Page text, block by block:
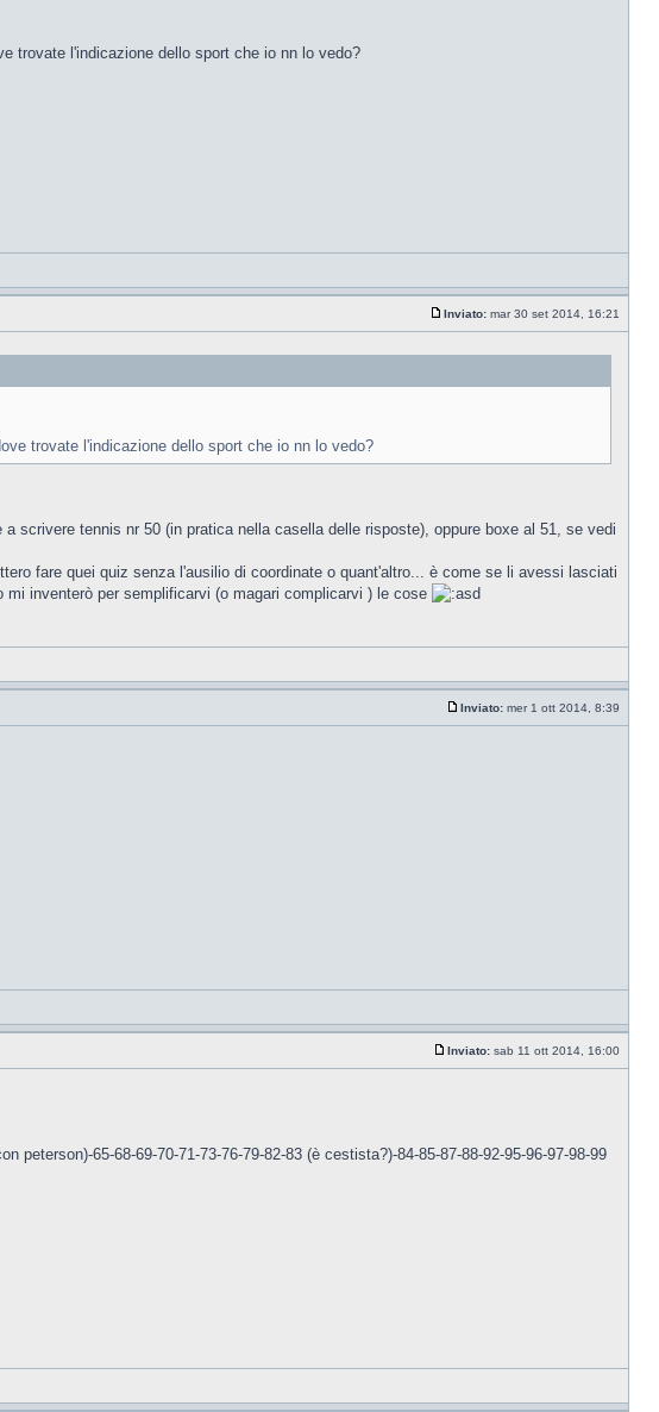
trovate l'indicazione dello sport che io nn lo vedo?
Inviato: mar 30 set 2014, 16:21
trovate l'indicazione dello sport che io nn lo vedo?
scrivere tennis nr 50 (in pratica nella casella delle risposte), oppure boxe al 51, se vedi
fare quei quiz senza l'ausilio di coordinate o quant'altro... è come se li avessi lasciati
inventerò per semplificarvi (o magari complicarvi ) le cose
Inviato: mer 1 ott 2014, 8:39
Inviato: sab 11 ott 2014, 16:00
65-68-69-70-71-73-76-79-82-83 (è cestista?)-84-85-87-88-92-95-96-97-98-99